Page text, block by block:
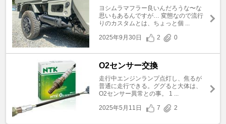
ヨシムラマフラー良いんだろうな〜な
思いもあるんですが… 変態なので流行
りのカスタムとは、ちょっと個 ...
2025年9月30日
2 0
O2センサー交換
走行中エンジンランプ点灯し、焦るが
普通に走行できる。ググると大体は、
O2センサー異常との事。 1 ...
2025年5月11日
7 2